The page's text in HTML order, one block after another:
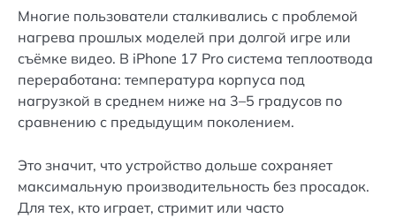
Многие пользователи сталкивались с проблемой
нагрева прошлых моделей при долгой игре или
съёмке видео. В iPhone 17 Pro система теплоотвода
переработана: температура корпуса под
нагрузкой в среднем ниже на 3–5 градусов по
сравнению с предыдущим поколением.
Это значит, что устройство дольше сохраняет
максимальную производительность без просадок.
Для тех, кто играет, стримит или часто